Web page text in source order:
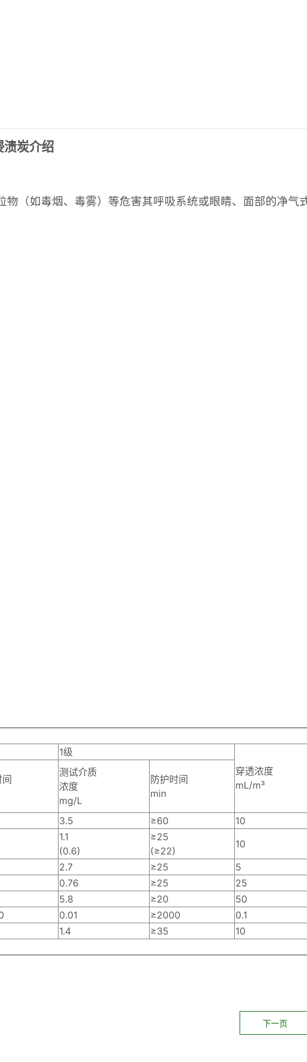
渍炭介绍
物（如毒烟、毒雾）等危害其呼吸系统或眼睛、面部的净气
1级
穿透浓度
mL/m³
测试介质
浓度
mg/L
防护时间
min
3.5 ≥60
10
1.1
(0.6)
≥25
(≥22)
10
2.7 ≥25
5
0.76 ≥25
25
5.8 ≥20
50
0.01 ≥2000
0.1
1.4 ≥35
10
下一页